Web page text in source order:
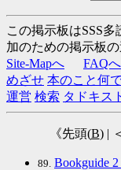
この掲示板はSSS
加のための掲示板の
Site-Mapへ
FAQへ
めざせ 本のこと何
運営 検索 タドキス
《先頭(B) |
89. Bookguide